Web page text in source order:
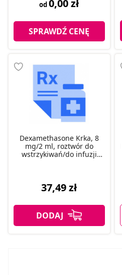
od0,00 zł
SPRAWDŹ CENĘ
Dexamethasone Krka, 8
mg/2 ml, roztwór do
wstrzykiwań/do infuzji
37,49 zł